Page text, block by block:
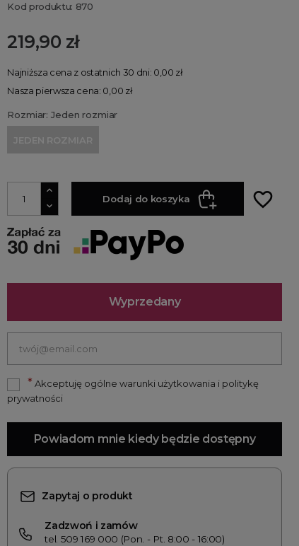
Kod produktu: 870
219,90 zł
Najniższa cena z ostatnich 30 dni: 0,00 zł
Nasza pierwsza cena: 0,00 zł
Rozmiar: Jeden rozmiar
JEDEN ROZMIAR
Dodaj do koszyka favorite_border
Wyprzedany
* Akceptuję ogólne warunki użytkowania i politykę
prywatności
Powiadom mnie kiedy będzie dostępny
Zapytaj o produkt
Zadzwoń i zamów
tel. 509 169 000 (Pon. - Pt. 8:00 - 16:00)